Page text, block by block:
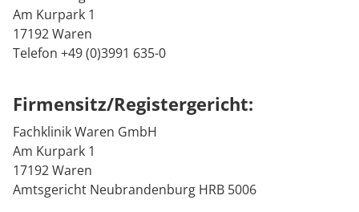
Downloads
Anreise
Kontakt
Kosten & Kostenträger
Zuzahlung & Befreiung
Kinder-und Jugendreha
Gastroenterologie
Geriatrie
Gynäkologie
Prävention
Nachsorge
Qualität & Expertise
Energiepolitik
Publikationsdatenbank
Ihr Weg zu MEDIAN
Kosten & Kostenträger
Zuzahlung & Befreiung
Reha Checkliste
Zuweiser
Kooperationen
Am Kurpark 1
17192 Waren
Telefon +49 (0)3991 635-0
Firmensitz/Registergericht:
Fachklinik Waren GmbH
Am Kurpark 1
17192 Waren
Amtsgericht Neubrandenburg HRB 5006